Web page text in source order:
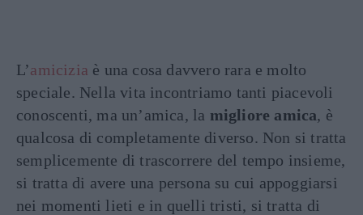
L’amicizia è una cosa davvero rara e molto
speciale. Nella vita incontriamo tanti piacevoli
conoscenti, ma un’amica, la migliore amica, è
qualcosa di completamente diverso. Non si tratta
semplicemente di trascorrere del tempo insieme,
si tratta di avere una persona su cui appoggiarsi
nei momenti lieti e in quelli tristi, si tratta di